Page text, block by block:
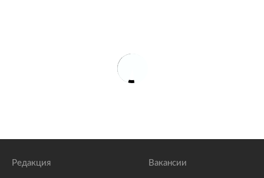
Редакция Вакансии